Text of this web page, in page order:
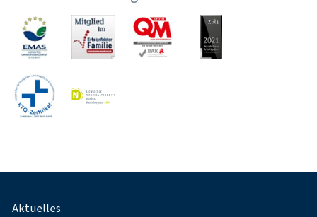
Fußnavigation
Aktuelles